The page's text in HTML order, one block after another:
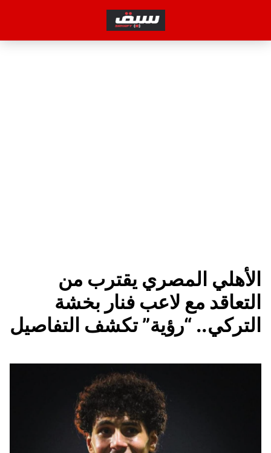
الأهلي المصري يقترب من
التعاقد مع لاعب فنار بخشة
التركي.. “رؤية” تكشف التفاصيل